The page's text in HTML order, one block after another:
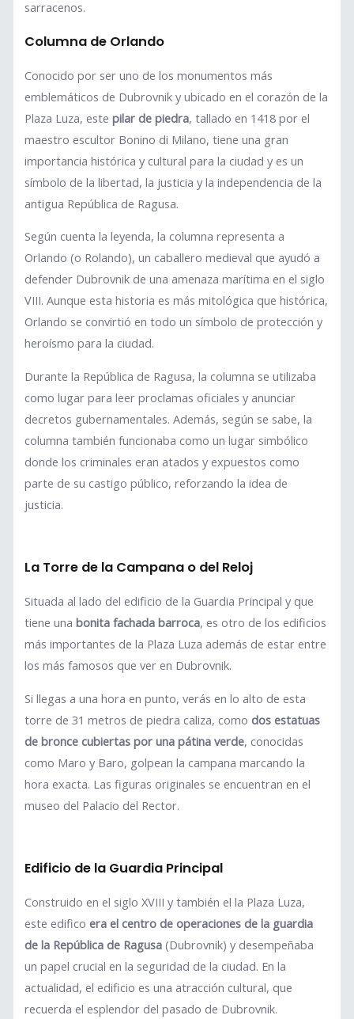
sarracenos.
Columna de Orlando
Conocido por ser uno de los monumentos más
emblemáticos de Dubrovnik y ubicado en el corazón de la
Plaza Luza, estepilar de piedra, tallado en 1418 por el
maestro escultor Bonino di Milano, tiene una gran
importancia histórica y cultural para la ciudad y es un
símbolo de la libertad, la justicia y la independencia de la
antigua República de Ragusa.
Según cuenta la leyenda, la columna representa a
Orlando (o Rolando), un caballero medieval que ayudó a
defender Dubrovnik de una amenaza marítima en el siglo
VIII. Aunque esta historia es más mitológica que histórica,
Orlando se convirtió en todo un símbolo de protección y
heroísmo para la ciudad.
Durante la República de Ragusa, la columna se utilizaba
como lugar para leer proclamas oficiales y anunciar
decretos gubernamentales. Además, según se sabe, la
columna también funcionaba como un lugar simbólico
donde los criminales eran atados y expuestos como
parte de su castigo público, reforzando la idea de
justicia.
La Torre de la Campana o del Reloj
Situada al lado del edificio de la Guardia Principal y que
tiene unabonita fachada barroca, es otro de los edificios
más importantes de la Plaza Luza además de estar entre
los más famosos que ver en Dubrovnik.
Si llegas a una hora en punto, verás en lo alto de esta
torre de 31 metros de piedra caliza, comodos estatuas
de bronce cubiertas por una pátina verde, conocidas
como Maro y Baro, golpean la campana marcando la
hora exacta. Las figuras originales se encuentran en el
museo del Palacio del Rector.
Edificio de la Guardia Principal
Construido en el siglo XVIII y también el la Plaza Luza,
este edificoera el centro de operaciones de la guardia
de la República de Ragusa (Dubrovnik) y desempeñaba
un papel crucial en la seguridad de la ciudad. En la
actualidad, el edificio es una atracción cultural, que
recuerda el esplendor del pasado de Dubrovnik.